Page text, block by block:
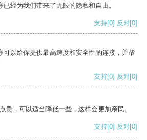
经为我们带来了无限的隐私和自由。
支持[0] 反对[0]
可以给你提供最高速度和安全性的连接，并帮
支持[0] 反对[0]
贵，可以适当降低一些，这样会更加亲民。
支持[0] 反对[0]